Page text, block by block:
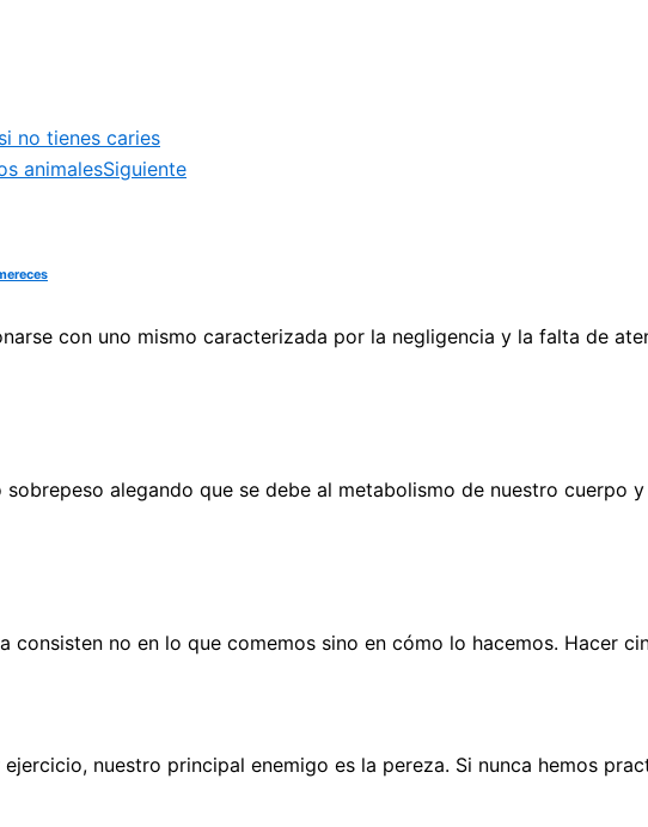
no tienes caries
animalesSiguiente
con uno mismo caracterizada por la negligencia y la falta de
alegando que se debe al metabolismo de nuestro cuerpo
consisten no en lo que comemos sino en cómo lo hacemos. Hacer
nuestro principal enemigo es la pereza. Si nunca hemos